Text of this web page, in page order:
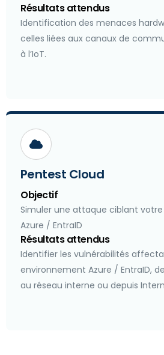
Résultats attendus
Identification des menaces
celles liées aux canaux de
à l’IoT.
Pentest Cloud
Objectif
Simuler une attaque ciblant
Azure / EntraID
Résultats attendus
Identifier les vulnérabilités
environnement Azure / EntraID,
au réseau interne ou depuis